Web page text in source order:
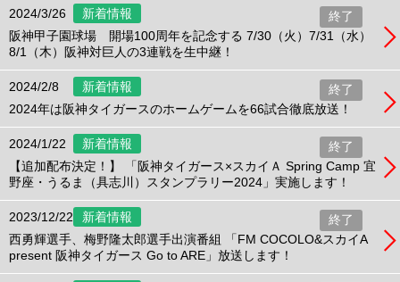
2024/3/26 新着情報
終了
阪神甲子園球場 開場100周年を記念する 7/30（火）7/31（水）
8/1（木）阪神対巨人の3連戦を生中継！
2024/2/8 新着情報
終了
2024年は阪神タイガースのホームゲームを66試合徹底放送！
2024/1/22 新着情報
終了
【追加配布決定！】 「阪神タイガース×スカイＡ Spring Camp 宜
野座・うるま（具志川）スタンプラリー2024」実施します！
2023/12/22 新着情報
終了
西勇輝選手、梅野隆太郎選手出演番組 「FM COCOLO&スカイA
present 阪神タイガース Go to ARE」放送します！